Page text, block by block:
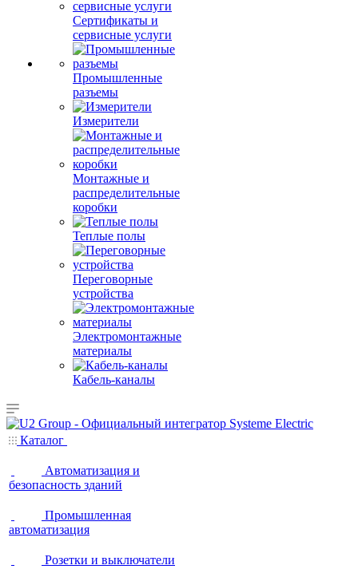
Сертификаты и
сервисные услуги
Промышленные
разъемы
Измерители
Монтажные и
распределительные
коробки
Теплые полы
Переговорные
устройства
Электромонтажные
материалы
Кабель-каналы
Каталог
Автоматизация и
безопасность зданий
Промышленная
автоматизация
Розетки и выключатели